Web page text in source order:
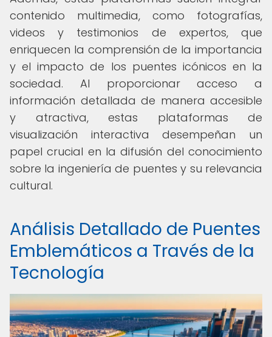
contenido multimedia, como fotografías,
videos y testimonios de expertos, que
enriquecen la comprensión de la importancia
y el impacto de los puentes icónicos en la
sociedad. Al proporcionar acceso a
información detallada de manera accesible
y atractiva, estas plataformas de
visualización interactiva desempeñan un
papel crucial en la difusión del conocimiento
sobre la ingeniería de puentes y su relevancia
cultural.
Análisis Detallado de Puentes
Emblemáticos a Través de la
Tecnología